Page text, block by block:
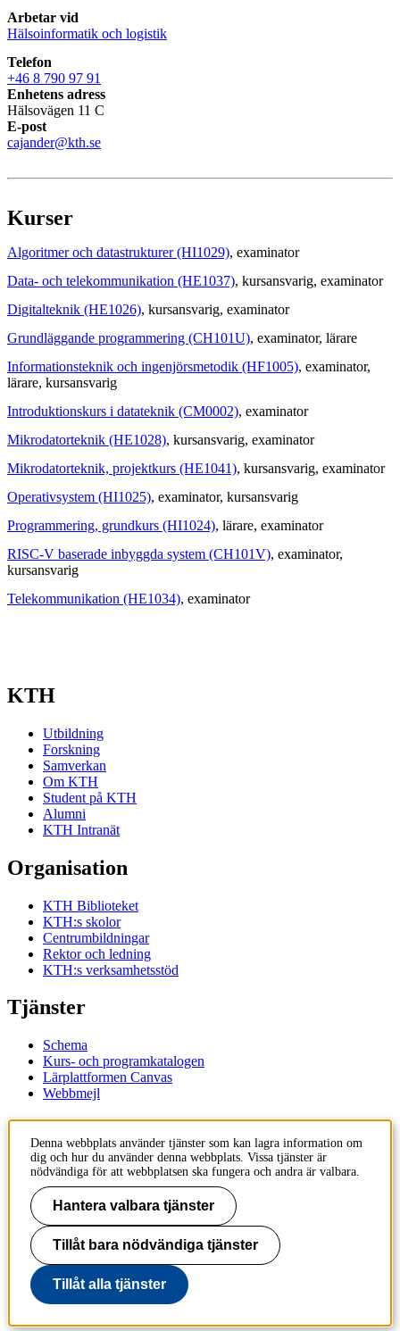
Arbetar vid
Hälsoinformatik och logistik
Telefon
+46 8 790 97 91
Enhetens adress
Hälsovägen 11 C
E-post
cajander@kth.se
Kurser
Algoritmer och datastrukturer (HI1029), examinator
Data- och telekommunikation (HE1037), kursansvarig, examinator
Digitalteknik (HE1026), kursansvarig, examinator
Grundläggande programmering (CH101U), examinator, lärare
Informationsteknik och ingenjörsmetodik (HF1005), examinator,
lärare, kursansvarig
Introduktionskurs i datateknik (CM0002), examinator
Mikrodatorteknik (HE1028), kursansvarig, examinator
Mikrodatorteknik, projektkurs (HE1041), kursansvarig, examinator
Operativsystem (HI1025), examinator, kursansvarig
Programmering, grundkurs (HI1024), lärare, examinator
RISC-V baserade inbyggda system (CH101V), examinator,
kursansvarig
Telekommunikation (HE1034), examinator
KTH
Utbildning
Forskning
Samverkan
Om KTH
Student på KTH
Alumni
KTH Intranät
Organisation
KTH Biblioteket
KTH:s skolor
Centrumbildningar
Rektor och ledning
KTH:s verksamhetsstöd
Tjänster
Schema
Kurs- och programkatalogen
Lärplattformen Canvas
Webbmejl
KTH
100 44 Stockholm
+46 8 790 60 00
Kontakta KTH
Jobba på KTH
Press och media
Faktura och betalning KTH
Om KTH:s webbplatser
Denna webbplats använder tjänster som kan lagra information om
dig och hur du använder denna webbplats. Vissa tjänster är
nödvändiga för att webbplatsen ska fungera och andra är valbara.
Hantera valbara tjänster
Tillåt bara nödvändiga tjänster
Tillåt alla tjänster